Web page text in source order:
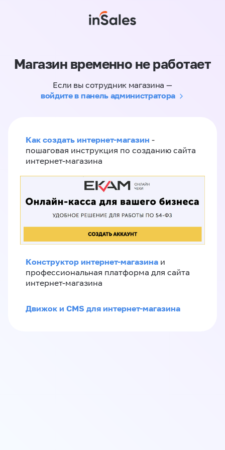
Магазин временно не работает
Если вы сотрудник магазина —
войдите в панель администратора
Как создать интернет-магазин -
пошаговая инструкция по созданию сайта
интернет-магазина
Конструктор интернет-магазина и
профессиональная платформа для сайта
интернет-магазина
Движок и CMS для интернет-магазина